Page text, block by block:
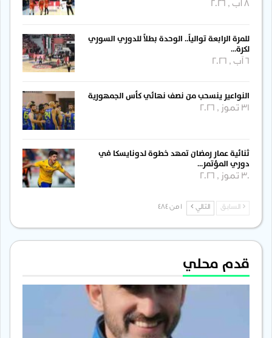
للمرة الرابعة توالياً.. الوحدة بطلاً للدوري السوري
لكرة…
النواعير ينسحب من نصف نهائي كأس الجمهورية
31 تموز , 2026
ثنائية عمار رمضان تمهد خطوة لدونايسكا في
دوري المؤتمر…
30 تموز , 2026
السابق التالي
قدم محلي